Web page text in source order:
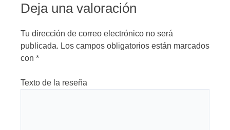
Deja una valoración
Tu dirección de correo electrónico no será
publicada. Los campos obligatorios están marcados
con *
Texto de la reseña